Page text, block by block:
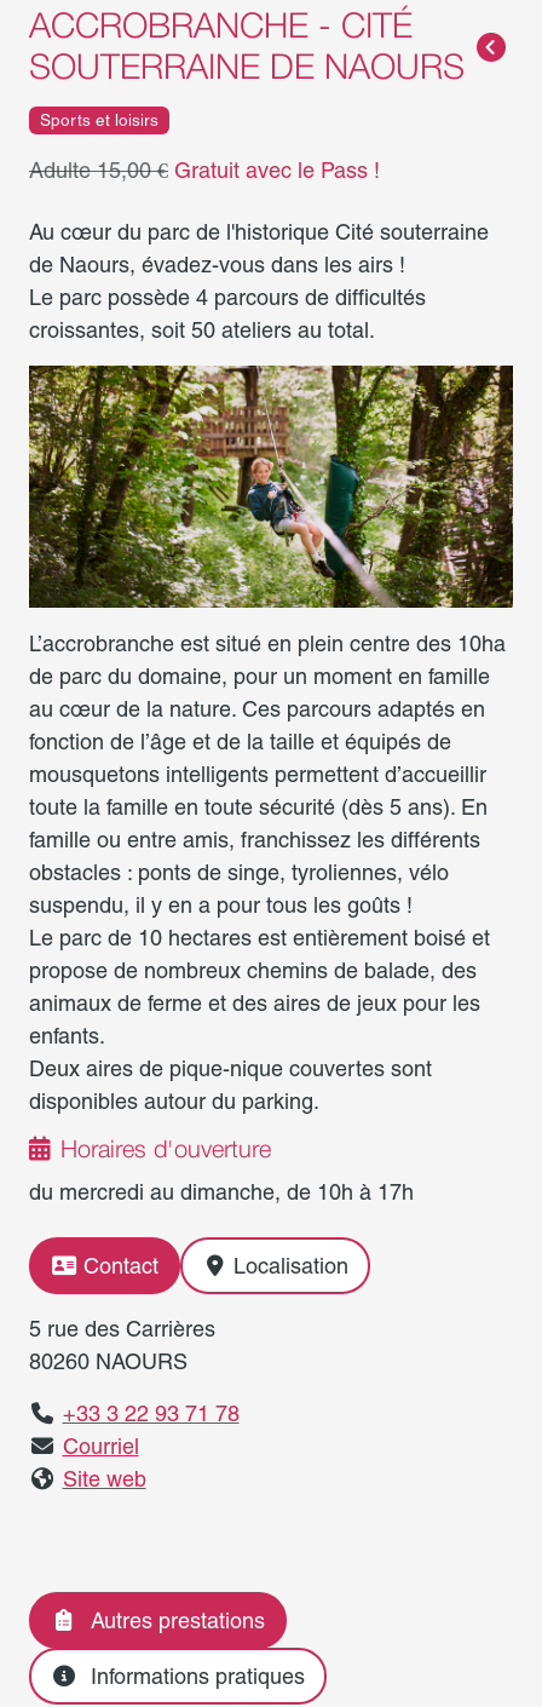
ACCROBRANCHE - CITÉ
SOUTERRAINE DE NAOURS
Sports et loisirs
Adulte 15,00 € Gratuit avec le Pass !
Au cœur du parc de l'historique Cité souterraine
de Naours, évadez-vous dans les airs !
Le parc possède 4 parcours de difficultés
croissantes, soit 50 ateliers au total.
L’accrobranche est situé en plein centre des 10ha
de parc du domaine, pour un moment en famille
au cœur de la nature. Ces parcours adaptés en
fonction de l’âge et de la taille et équipés de
mousquetons intelligents permettent d’accueillir
toute la famille en toute sécurité (dès 5 ans). En
famille ou entre amis, franchissez les différents
obstacles : ponts de singe, tyroliennes, vélo
suspendu, il y en a pour tous les goûts !
Le parc de 10 hectares est entièrement boisé et
propose de nombreux chemins de balade, des
animaux de ferme et des aires de jeux pour les
enfants.
Deux aires de pique-nique couvertes sont
disponibles autour du parking.
Horaires d'ouverture
du mercredi au dimanche, de 10h à 17h
Contact Localisation
5 rue des Carrières
80260 NAOURS
+33 3 22 93 71 78
Courriel
Site web
Autres prestations
Informations pratiques